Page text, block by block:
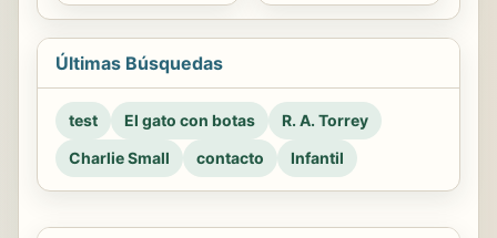
Últimas Búsquedas
test El gato con botas
R. A. Torrey
Charlie Small
contacto Infantil